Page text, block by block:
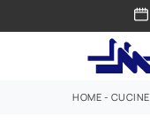
HOME - CUCINE